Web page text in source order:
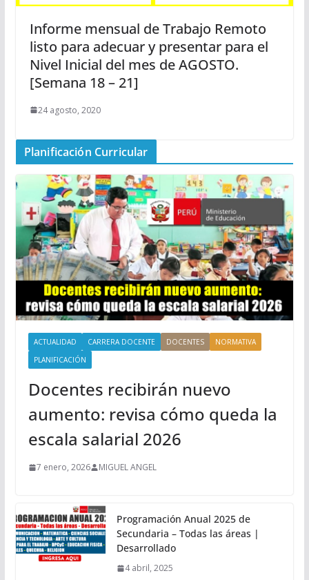
Informe mensual de Trabajo Remoto
listo para adecuar y presentar para el
Nivel Inicial del mes de AGOSTO.
[Semana 18 – 21]
24 agosto, 2020
Planificación Curricular
ACTUALIDAD CARRERA DOCENTE DOCENTES
NORMATIVA
PLANIFICACIÓN
Docentes recibirán nuevo
aumento: revisa cómo queda la
escala salarial 2026
7 enero, 2026 MIGUEL ANGEL
Programación Anual 2025 de
Secundaria – Todas las áreas |
Desarrollado
4 abril, 2025